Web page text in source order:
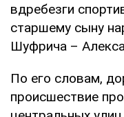
вдребезги
старшему сыну
Шуфрича –
По его словам,
происшествие